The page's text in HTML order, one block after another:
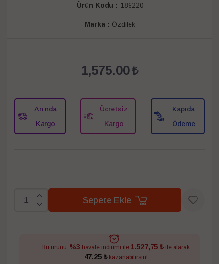
Ürün Kodu : 189220
Marka : Özdilek
1,575.00
Anında
Kargo
Ücretsiz
Kargo
Kapıda
Ödeme
Sepete Ekle
Bu ürünü, %3 havale indirimi ile 1.527,75 ₺ile alarak
47.25 ₺kazanabilirsin!